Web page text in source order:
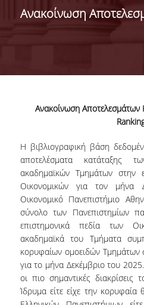
Όργανα Διασφάλισης Ποιότητας
Αρμοδιότητες Υπηρεσίας
Νομικό Πλαίσιο
ΕΣΠΑ ΜΟΔΙΠ
ΕΣΠΑ 2020-23
ΕΣΠΑ 2007-13
Σύστημα Διασφάλισης Ποιότητας
Ανακοίνωση Αποτελεσμάτων
Η βιβλιογραφική βάση
αποτελέσματα κατάταξης
ακαδημαϊκών Τμημάτων στην
Οικονομικών για τον μήνα
Οικονομικό Πανεπιστήμιο
σύνολο των Πανεπιστημίων
επιστημονικά πεδία των
ακαδημαϊκά του Τμήματα
κορυφαίων ομοειδών Τμημάτων
για το μήνα Δεκέμβριο του
οι πιο σημαντικές
Ίδρυμα είτε είχε την